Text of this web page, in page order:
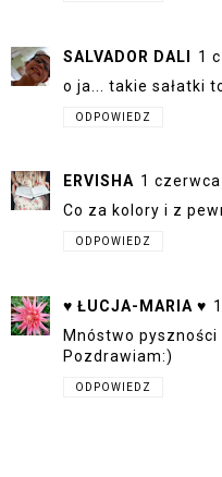
SALVADOR DALI
1
o ja... takie sałatki
ODPOWIEDZ
ERVISHA 1
Co za kolory i z
ODPOWIEDZ
♥ ŁUCJA-MARIA ♥
Mnóstwo pyszności
Pozdrawiam:)
ODPOWIEDZ